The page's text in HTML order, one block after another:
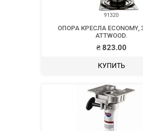
91320
ОПОРА КРЕСЛА ECONOMY,
ATTWOOD.
₴823.00
КУПИТЬ